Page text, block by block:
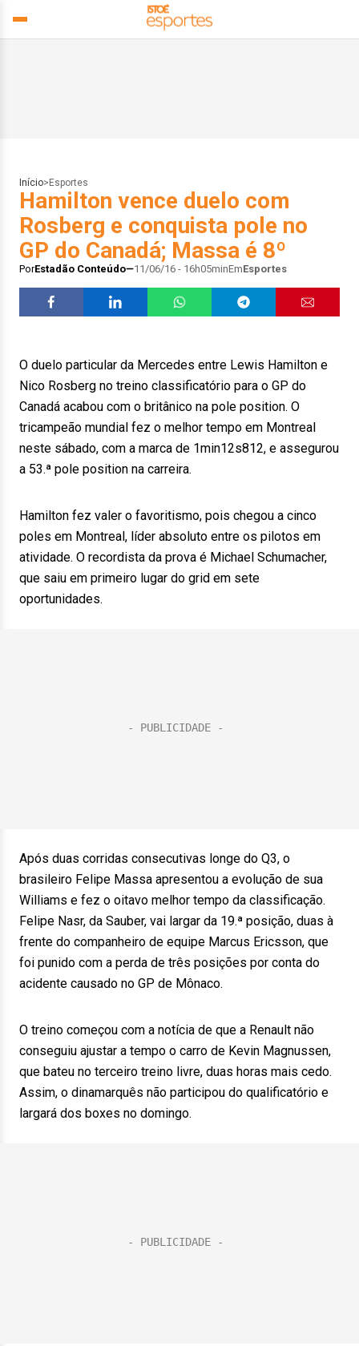
Início> Esportes
Hamilton vence duelo com
Rosberg e conquista pole no
GP do Canadá; Massa é 8º
PorEstadão Conteúdo 11/06/16 - 16h05minEmEsportes
O duelo particular da Mercedes entre Lewis Hamilton e
Nico Rosberg no treino classificatório para o GP do
Canadá acabou com o britânico na pole position. O
tricampeão mundial fez o melhor tempo em Montreal
neste sábado, com a marca de 1min12s812, e assegurou
a 53.ª pole position na carreira.
Hamilton fez valer o favoritismo, pois chegou a cinco
poles em Montreal, líder absoluto entre os pilotos em
atividade. O recordista da prova é Michael Schumacher,
que saiu em primeiro lugar do grid em sete
oportunidades.
Após duas corridas consecutivas longe do Q3, o
brasileiro Felipe Massa apresentou a evolução de sua
Williams e fez o oitavo melhor tempo da classificação.
Felipe Nasr, da Sauber, vai largar da 19.ª posição, duas à
frente do companheiro de equipe Marcus Ericsson, que
foi punido com a perda de três posições por conta do
acidente causado no GP de Mônaco.
O treino começou com a notícia de que a Renault não
conseguiu ajustar a tempo o carro de Kevin Magnussen,
que bateu no terceiro treino livre, duas horas mais cedo.
Assim, o dinamarquês não participou do qualificatório e
largará dos boxes no domingo.